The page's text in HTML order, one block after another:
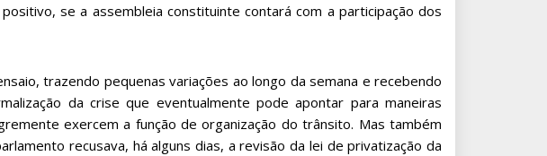
se a assembleia constituinte contará com a participação dos
trazendo pequenas variações ao longo da semana e recebendo
da crise que eventualmente pode apontar para maneiras
exercem a função de organização do trânsito. Mas também
recusava, há alguns dias, a revisão da lei de privatização da